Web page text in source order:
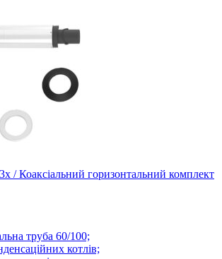
/ Коаксіальний горизонтальний комплект
труба 60/100;
котлів;